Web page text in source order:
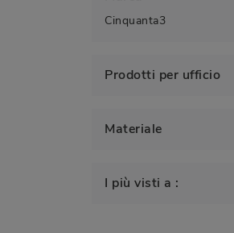
Cinquanta3
Prodotti per ufficio
Materiale
I più visti a :